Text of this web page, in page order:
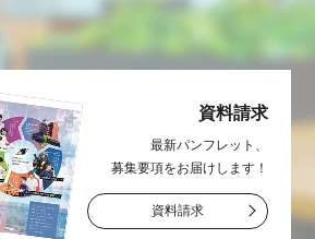
資料請求
最新パンフレット、
募集要項をお届け します！
資料請求